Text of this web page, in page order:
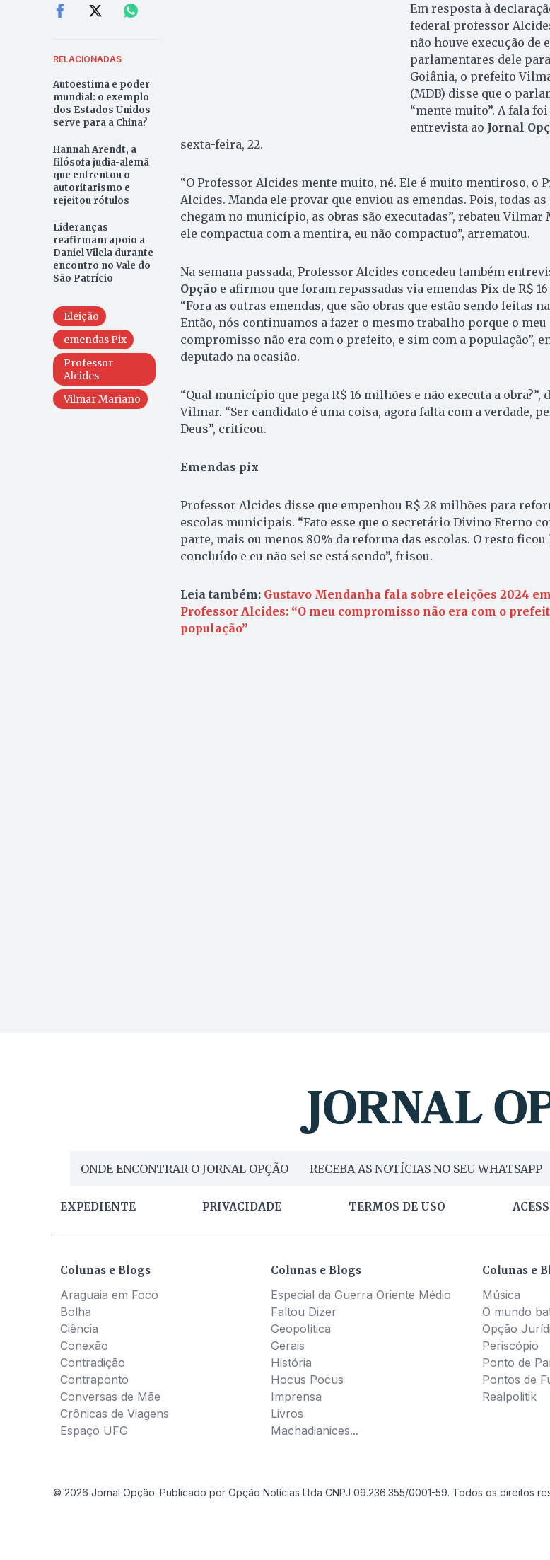
RELACIONADAS
Autoestima e poder
mundial: o exemplo
dos Estados Unidos
serve para a China?
Hannah Arendt, a
filósofa judia-alemã
que enfrentou o
autoritarismo e
rejeitou rótulos
Lideranças
reafirmam apoio a
Daniel Vilela durante
encontro no Vale do
São Patrício
Eleição
emendas Pix
Professor
Alcides
Vilmar Mariano
Em resposta à
federal professor
não houve execução de
parlamentares dele
Goiânia, o prefeito
(MDB) disse que o
“mente muito”. A fala
entrevista ao Jornal
sexta-feira, 22.
“O Professor Alcides mente muito, né. Ele é muito mentiroso, o
Alcides. Manda ele provar que enviou as emendas. Pois, todas as
chegam no município, as obras são executadas”, rebateu Vilmar
ele compactua com a mentira, eu não compactuo”, arrematou.
Na semana passada, Professor Alcides concedeu também
Opçãoe afirmou que foram repassadas via emendas Pix de R$
“Fora as outras emendas, que são obras que estão sendo feitas
Então, nós continuamos a fazer o mesmo trabalho porque o meu
compromisso não era com o prefeito, e sim com a população”,
deputado na ocasião.
“Qual município que pega R$ 16 milhões e não executa a obra?”,
Vilmar. “Ser candidato é uma coisa, agora falta com a verdade,
Deus”, criticou.
Emendas pix
Professor Alcides disse que empenhou R$ 28 milhões para
escolas municipais. “Fato esse que o secretário Divino Eterno
parte, mais ou menos 80% da reforma das escolas. O resto ficou
concluído e eu não sei se está sendo”, frisou.
Leia também: Gustavo Mendanha fala sobre eleições 2024
Professor Alcides: “O meu compromisso não era com o
população”
ONDE ENCONTRAR O JORNAL OPÇÃO RECEBA AS NOTÍCIAS NO SEU WHATSAPP
EXPEDIENTE PRIVACIDADE TERMOS DE USO
Colunas e Blogs
Araguaia em Foco
Bolha
Ciência
Conexão
Contradição
Contraponto
Conversas de Mãe
Crônicas de Viagens
Espaço UFG
Colunas e Blogs
Especial da Guerra Oriente Médio
Faltou Dizer
Geopolítica
Gerais
História
Hocus Pocus
Imprensa
Livros
Machadianices...
Colunas e
Música
O mundo
Opção
Periscópio
Ponto de
Pontos de
Realpolitik
© 2026 Jornal Opção. Publicado por Opção Notícias Ltda CNPJ 09.236.355/0001-59. Todos os direitos